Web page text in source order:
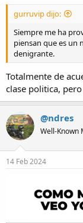
gurruvip dijo:
Siempre me ha
piensan que es un
denigrante.
Totalmente de
clase politica,
@ndres
Well-Known
14 Feb 2024